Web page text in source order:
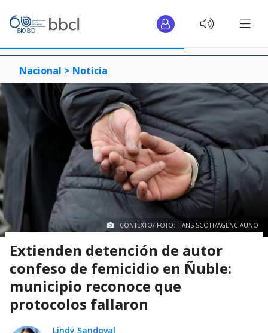
Nacional > Noticia
CONTEXTO/ FOTO: HANS SCOTT/AGENCIAUNO
Extienden detención de autor
confeso de femicidio en Ñuble:
municipio reconoce que
protocolos fallaron
Lindy Sandoval